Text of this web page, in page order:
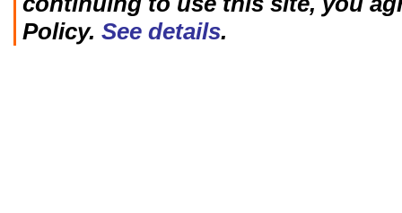
Policy. See details.